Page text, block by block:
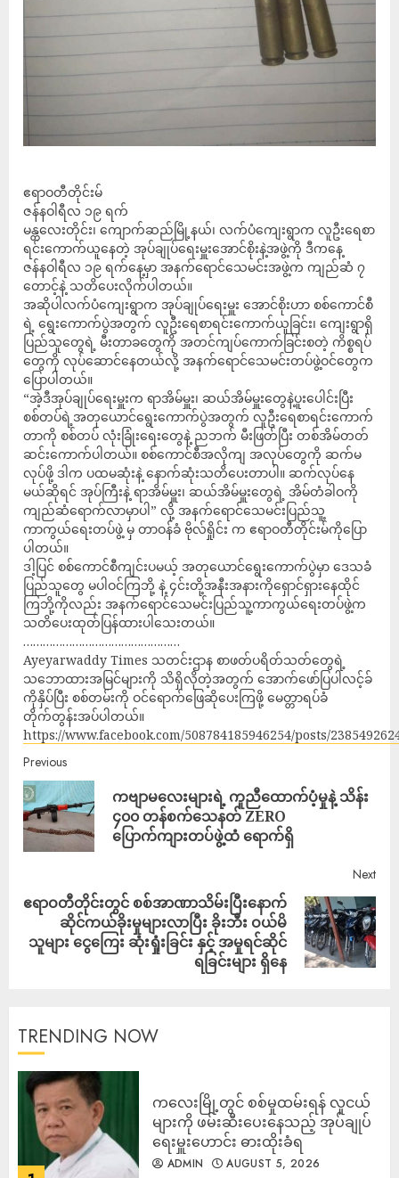
ဧရာဝတီတိုင်းမ်
ဇန်နဝါရီလ ၁၉ ရက်
မန္တလေးတိုင်း၊ ကျောက်ဆည်မြို့နယ်၊ လက်ပံကျေးရွာက လူဦးရေစာ
ရင်းကောက်ယူနေတဲ့ အုပ်ချုပ်ရေးမှူးအောင်စိုးနဲ့အဖွဲ့ကို ဒီကနေ့
ဇန်နဝါရီလ ၁၉ ရက်နေ့မှာ အနက်ရောင်သေမင်းအဖွဲ့က ကျည်ဆံ ၇
တောင့်နဲ့ သတိပေးလိုက်ပါတယ်။
အဆိုပါလက်ပံကျေးရွာက အုပ်ချုပ်ရေးမှူး အောင်စိုးဟာ စစ်ကောင်စီ
ရဲ့ ရွေးကောက်ပွဲအတွက် လူဦးရေစာရင်းကောက်ယူခြင်း၊ ကျေးရွာရှိ
ပြည်သူတွေရဲ့ မီးတာခတွေကို အတင်ကျပ်ကောက်ခြင်းစတဲ့ ကိစ္စရပ်
တွေကို လုပ်ဆောင်နေတယ်လို့ အနက်ရောင်သေမင်းတပ်ဖွဲ့ဝင်တွေက
ပြောပါတယ်။
“အဲ့ဒီအုပ်ချုပ်ရေးမှူးက ရာအိမ်မှူး၊ ဆယ်အိမ်မှူးတွေနဲ့ပူးပေါင်းပြီး
စစ်တပ်ရဲ့အတုယောင်ရွေးကောက်ပွဲအတွက် လူဦးရေစာရင်းကောက်
တာကို စစ်တပ် လုံးခြုံးရေးတွေနဲ့ ညဘက် မီးဖြတ်ပြီး တစ်အိမ်တတ်
ဆင်းကောက်ပါတယ်။ စစ်ကောင်စီအလိုကျ အလုပ်တွေကို ဆက်မ
လုပ်ဖို့ ဒါက ပထမဆုံးနဲ့ နောက်ဆုံးသတိပေးတာပါ။ ဆက်လုပ်နေ
မယ်ဆိုရင် အုပ်ကြီးနဲ့ ရာအိမ်မှူး၊ ဆယ်အိမ်မှူးတွေရဲ့ အိမ်တံခါဝကို
ကျည်ဆံရောက်လာမှာပါ” လို့ အနက်ရောင်သေမင်းပြည်သူ့
ကာကွယ်ရေးတပ်ဖွဲ့ မှ တာဝန်ခံ ဗိုလ်ရှိုင်း က ဧရာဝတီတိုင်းမ်ကိုပြော
ပါတယ်။
ဒါ့ပြင် စစ်ကောင်စီကျင်းပမယ့် အတုယောင်ရွေးကောက်ပွဲမှာ ဒေသခံ
ပြည်သူတွေ မပါဝင်ကြဘို့ နဲ့ ၄င်းတို့အနီးအနားကိုရှောင်ရှားနေထိုင်
ကြဘို့ကိုလည်း အနက်ရောင်သေမင်းပြည်သူ့ကာကွယ်ရေးတပ်ဖွဲ့က
သတိပေးထုတ်ပြန်ထားပါသေးတယ်။
…………………………………………
Ayeyarwaddy Times သတင်းဌာန စာဖတ်ပရိတ်သတ်တွေရဲ့
သဘောထားအမြင်များကို သိရှိလိုတဲ့အတွက် အောက်ဖော်ပြပါလင့်ခ်
ကိုနှိပ်ပြီး စစ်တမ်းကို ဝင်ရောက်ဖြေဆိုပေးကြဖို့ မေတ္တာရပ်ခံ
တိုက်တွန်းအပ်ပါတယ်။
https://www.facebook.com/508784185946254/posts/
Previous
ကဗျာမလေးများရဲ့ ကူညီထောက်ပံ့မှုနဲ့ သိန်း
၄၀၀ တန်စက်သေနတ် ZERO
ပြောက်ကျားတပ်ဖွဲ့ထံ ရောက်ရှိ
Next
ဧရာဝတီတိုင်းတွင် စစ်အာဏာသိမ်းပြီးနောက်
ဆိုင်ကယ်ခိုးမှုများလာပြီး ခိုးဘီး ဝယ်မိ
သူများ ငွေကြေး ဆုံးရှုံးခြင်း နှင့် အမှုရင်ဆိုင်
ရခြင်းများ ရှိနေ
TRENDING NOW
ကလေးမြို့တွင် စစ်မှုထမ်းရန် လူငယ်
များကို ဖမ်းဆီးပေးနေသည့် အုပ်ချုပ်
ရေးမှူးဟောင်း ဓားထိုးခံရ
ADMIN AUGUST 5, 2026